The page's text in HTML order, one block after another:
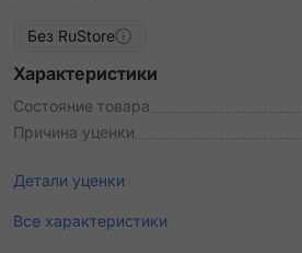
Без RuStore
Характеристики
Состояние товара
Причина уценки
Детали уценки
Все характеристики